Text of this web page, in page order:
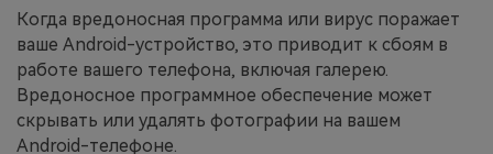
Когда вредоносная программа или вирус поражает
ваше Android-устройство, это приводит к сбоям в
работе вашего телефона, включая галерею.
Вредоносное программное обеспечение может
скрывать или удалять фотографии на вашем
Android-телефоне.